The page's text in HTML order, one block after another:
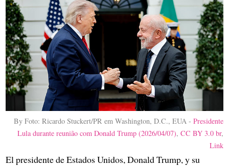
By Foto: Ricardo Stuckert/PR em Washington, D.C., EUA -Presidente
Lula durante reunião com Donald Trump (2026/04/07),CC BY 3.0 br,
Link
El presidente de Estados Unidos, Donald Trump, y su